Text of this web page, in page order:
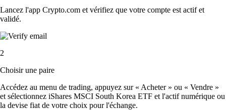
Lancez l'app Crypto.com et vérifiez que votre compte est actif et
validé.
2
Choisir une paire
Accédez au menu de trading, appuyez sur « Acheter » ou « Vendre »
et sélectionnez iShares MSCI South Korea ETF et l'actif numérique ou
la devise fiat de votre choix pour l'échange.